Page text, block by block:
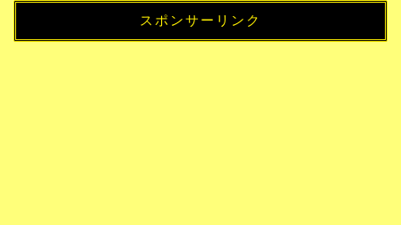
スポンサーリンク